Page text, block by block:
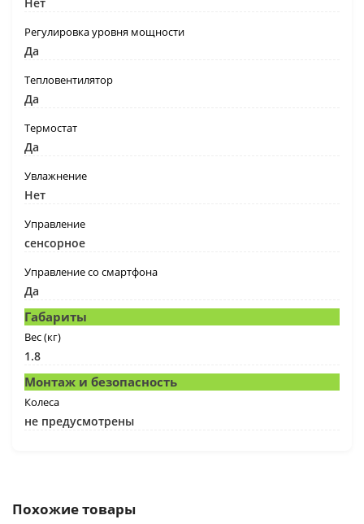
Нет
Регулировка уровня мощности
Да
Тепловентилятор
Да
Термостат
Да
Увлажнение
Нет
Управление
сенсорное
Управление со смартфона
Да
Габариты
Вес (кг)
1.8
Монтаж и безопасность
Колеса
не предусмотрены
Похожие товары